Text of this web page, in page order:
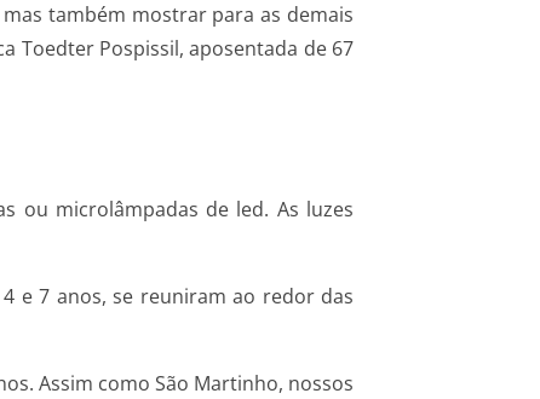
também mostrar para as demais
Toedter Pospissil, aposentada de 67
ou microlâmpadas de led. As luzes
e 7 anos, se reuniram ao redor das
Assim como São Martinho, nossos